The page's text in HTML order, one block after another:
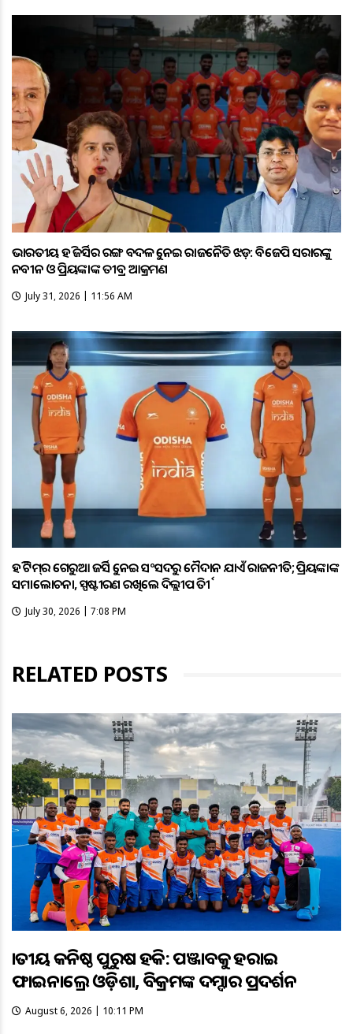
ଭାରତୀୟ ହକି ଜର୍ସିର ରଙ୍ଗ ବଦଳକୁ ନେଇ ରାଜନୈତିକ ଝଡ଼: ବିଜେପି ସରକାରଙ୍କୁ
ନବୀନ ଓ ପ୍ରିୟଙ୍କାଙ୍କ ତୀବ୍ର ଆକ୍ରମଣ
July 31, 2026 | 11:56 AM
ହକି ଟିମ୍‌ର ଗେରୁଆ ଜର୍ସିକୁ ନେଇ ସଂସଦରୁ ମୈଦାନ ଯାଏଁ ରାଜନୀତି; ପ୍ରିୟଙ୍କାଙ୍କ
ସମାଲୋଚନା, ସ୍ପଷ୍ଟୀକରଣ ରଖିଲେ ଦିଲ୍ଲୀପ ତିର୍କୀ
July 30, 2026 | 7:08 PM
RELATED POSTS
ଜାତୀୟ କନିଷ୍ଠ ପୁରୁଷ ହକି: ପଞ୍ଜାବକୁ ହରାଇ
ଫାଇନାଲ୍ରେ ଓଡ଼ିଶା, ବିକ୍ରମଙ୍କ ଦମ୍ଦାର ପ୍ରଦର୍ଶନ
August 6, 2026 | 10:11 PM